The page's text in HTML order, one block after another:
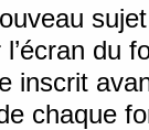
du
inscrit
chaque